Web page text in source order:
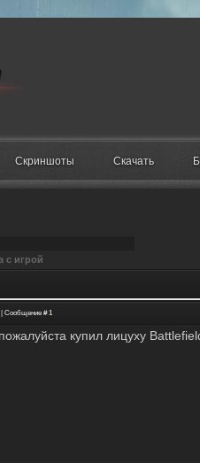
Скриншоты Скачать
с игрой
| Сообщение #1
купил лицуху